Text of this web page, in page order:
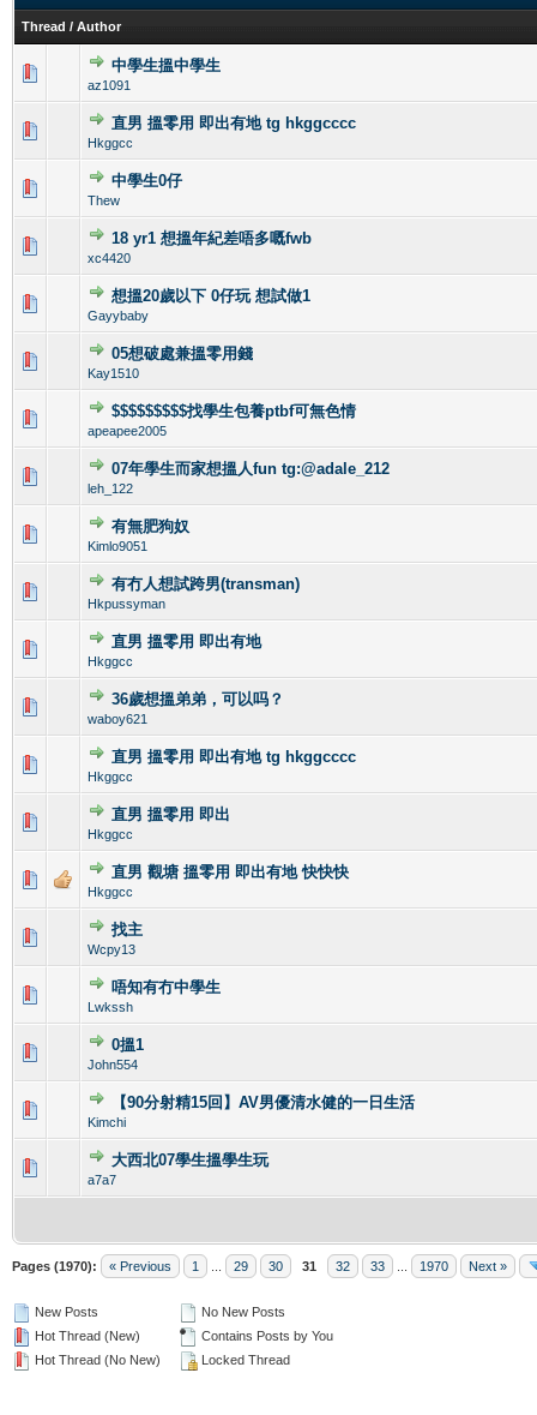
Thread / Author
中學生搵中學生
az1091
0 Vote(s) - 0 out of 5 in Average
直男 搵零用 即出有地 tg hkggcccc
Hkggcc
0 Vote(s) - 0 out of 5 in Average
1 23 45
中學生0仔
Thew
0 Vote(s) - 0 out of 5 in Average
18 yr1 想搵年紀差唔多嘅fwb
xc4420
0 Vote(s) - 0 out of 5 in Average
12345
想搵20歲以下 0仔玩 想試做1
Gayybaby
0 Vote(s) - 0 out of 5 in Average
12345
05想破處兼搵零用錢
Kay1510
0 Vote(s) - 0 out of 5 in Average
$$$$$$$$$找學生包養ptbf可無色情
apeapee2005
0 Vote(s) - 0 out of 5 in Average
1234 5
07年學生而家想搵人fun tg:@adale_212
leh_122
0 Vote(s) - 0 out of 5 in Average
12345
有無肥狗奴
Kimlo9051
0 Vote(s) - 0 out of 5 in Average
有冇人想試跨男(transman)
Hkpussyman
0 Vote(s) - 0 out of 5 in Average
12345
直男 搵零用 即出有地
Hkggcc
0 Vote(s) - 0 out of 5 in Average
1
36歲想搵弟弟，可以吗？
waboy621
0 Vote(s) - 0 out of 5 in Average
123
直男 搵零用 即出有地 tg hkggcccc
Hkggcc
0 Vote(s) - 0 out of 5 in Average
1 23 45
直男 搵零用 即出
Hkggcc
0 Vote(s) - 0 out of 5 in Average
直男 觀塘 搵零用 即出有地 快快快
Hkggcc
0 Vote(s) - 0 out of 5 in Average
12345
找主
Wcpy13
0 Vote(s) - 0 out of 5 in Average
唔知有冇中學生
Lwkssh
0 Vote(s) - 0 out of 5 in Average
0搵1
John554
0 Vote(s) - 0 out of 5 in Average
【90分射精15回】AV男優清水健的一日生活
Kimchi
1 Vote(s) - 5 out of 5 in Average
12345
大西北07學生搵學生玩
a7a7
0 Vote(s) - 0 out of 5 in Average
12
Pages (1970): « Previous 1 29 30 31 32 33 1970 Next »
New Posts
Hot Thread (New)
Hot Thread (No New)
No New Posts
Contains Posts by You
Locked Thread